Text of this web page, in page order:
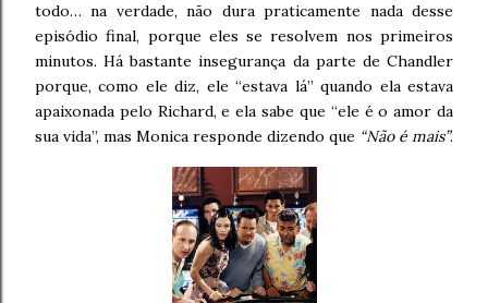
todo… na verdade, não dura praticamente nada desse
episódio final, porque eles se resolvem nos primeiros
minutos. Há bastante insegurança da parte de Chandler
porque, como ele diz, ele “estava lá” quando ela estava
apaixonada pelo Richard, e ela sabe que “ele é o amor da
sua vida”, mas Monica responde dizendo que “Não é mais”.